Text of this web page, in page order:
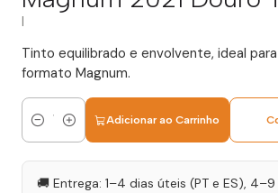
Tinto equilibrado e envolvente, ideal
formato Magnum.
Quantidade
Adicionar ao Carrinho
🚚 Entrega: 1–4 dias úteis (PT e ES), 4–9